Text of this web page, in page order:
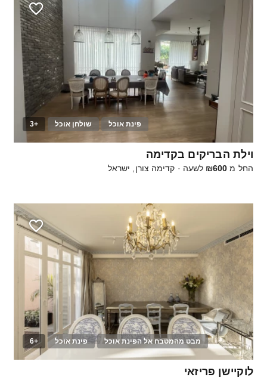
פינת אוכל שולחן אוכל +3
60
וילת הבריקים בקדימה
החל מ ₪600 לשעה · קדימה צורן, ישראל
מבט מהמטבח אל הפינת אוכל פינת אוכל +6
40
לוקיישן פריזאי